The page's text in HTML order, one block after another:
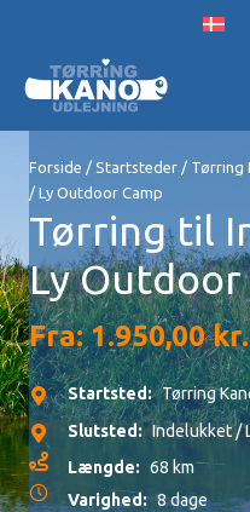
indholdet
Forside / Startsteder / Tørring
/ Ly Outdoor Camp
Tørring til
Ly Outdoor
Fra:1.950,00kr.
Startsted: Tørring
Slutsted: Indelukket /
Længde: 68 km
Varighed: 8 dage